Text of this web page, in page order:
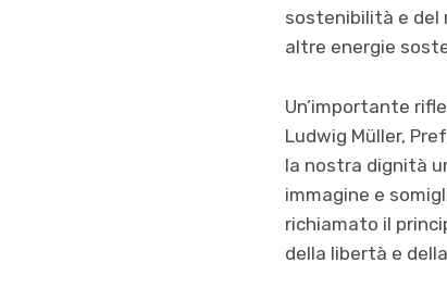
sostenibilità e del
altre energie
Un’importante
Ludwig Müller,
la nostra dignità
immagine e
richiamato il
della libertà e